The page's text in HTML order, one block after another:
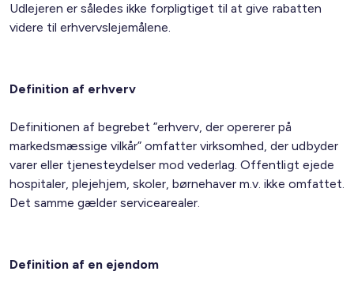
Udlejeren er således ikke forpligtiget til at give rabatten
videre til erhvervslejemålene.
Definition af erhverv
Definitionen af begrebet ”erhverv, der opererer på
markedsmæssige vilkår” omfatter virksomhed, der udbyder
varer eller tjenesteydelser mod vederlag. Offentligt ejede
hospitaler, plejehjem, skoler, børnehaver m.v. ikke omfattet.
Det samme gælder servicearealer.
Definition af en ejendom